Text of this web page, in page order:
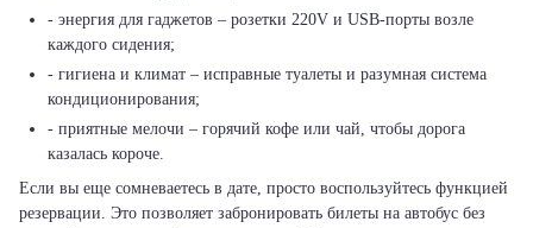
- энергия для гаджетов – розетки 220V и USB-порты возле
каждого сидения;
- гигиена и климат – исправные туалеты и разумная система
кондиционирования;
- приятные мелочи – горячий кофе или чай, чтобы дорога
казалась короче.
Если вы еще сомневаетесь в дате, просто воспользуйтесь функцией
резервации. Это позволяет забронировать билеты на автобус без